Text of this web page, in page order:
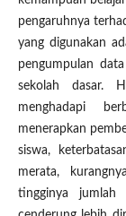
pengaruhnya
yang digunakan
pengumpulan
sekolah dasar.
menghadapi
menerapkan
siswa,
merata,
tingginya jumlah